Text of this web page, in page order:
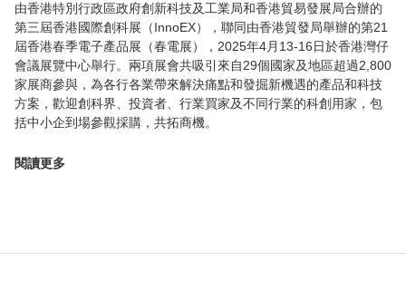
由香港特別行政區政府創新科技及工業局和香港貿易發展局合辦的
第三屆香港國際創科展（InnoEX），聯同由香港貿發局舉辦的第21
屆香港春季電子產品展（春電展），2025年4月13-16日於香港灣仔
會議展覽中心舉行。兩項展會共吸引來自29個國家及地區超過2,800
家展商參與，為各行各業帶來解決痛點和發掘新機遇的產品和科技
方案，歡迎創科界、投資者、行業買家及不同行業的科創用家，包
括中小企到場參觀採購，共拓商機。
閱讀更多